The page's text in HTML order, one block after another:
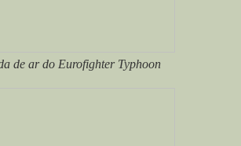
de ar do Eurofighter Typhoon